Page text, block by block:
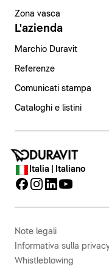
Zona vasca
L'azienda
Marchio Duravit
Referenze
Comunicati stampa
Cataloghi e listini
Italia | Italiano
Note legali
Informativa sulla
Whistleblowing